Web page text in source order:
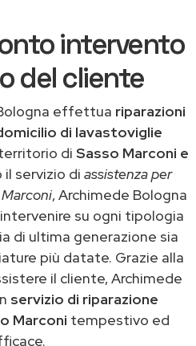
intervento
del cliente
effettua riparazioni
di lavastoviglie
di Sasso Marconi e
servizio di assistenza per
, Archimede Bologna
su ogni tipologia
di ultima generazione sia
più datate. Grazie alla
il cliente, Archimede
servizio di riparazione
Marconi tempestivo ed